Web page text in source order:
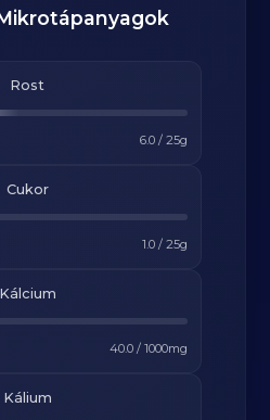
Rost
6.0/ 25g
Cukor
1.0/ 25g
Kálcium
40.0/ 1000mg
Kálium